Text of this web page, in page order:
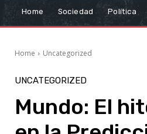
Home Sociedad Política
Home Uncategorized
UNCATEGORIZED
Mundo: El